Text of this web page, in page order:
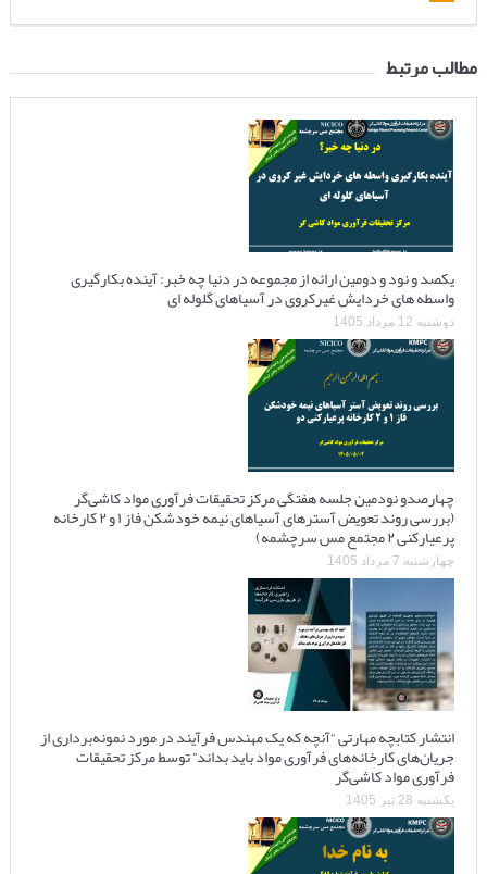
مطالب مرتبط
یکصد و نود و دومین ارائه از مجموعه در دنیا چه خبر: آینده بکارگیری
واسطه های خردایش غیرکروی در آسیاهای گلوله ای
دوشنبه 12 مرداد 1405
چهارصدو نودمین جلسه هفتگی مرکز تحقیقات فرآوری مواد کاشی‌گر
(بررسی روند تعویض آسترهای آسیاهای نیمه خودشکن فاز ۱ و ۲ کارخانه
پرعیارکنی ۲ مجتمع مس سرچشمه)
چهارشنبه 7 مرداد 1405
انتشار کتابچه مهارتی “آنچه که یک مهندس فرآیند در مورد نمونه‌برداری از
جریان‌های کارخانه‌های فرآوری مواد باید بداند” توسط مرکز تحقیقات
فرآوری مواد کاشی‌گر
یکشنبه 28 تیر 1405